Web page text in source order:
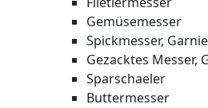
Gemüsemesser
Spickmesser,
Gezacktes Messer,
Sparschaeler
Buttermesser